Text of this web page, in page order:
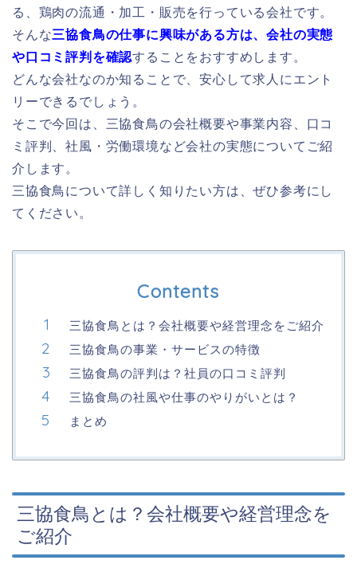
る、鶏肉の流通・加工・販売を行っている会社です。
そんな三協食鳥の仕事に興味がある方は、会社の実態
や口コミ評判を確認することをおすすめします。
どんな会社なのか知ることで、安心して求人にエント
リーできるでしょう。
そこで今回は、三協食鳥の会社概要や事業内容、口コ
ミ評判、社風・労働環境など会社の実態についてご紹
介します。
三協食鳥について詳しく知りたい方は、ぜひ参考にし
てください。
Contents
三協食鳥とは？会社概要や経営理念をご紹介
三協食鳥の事業・サービスの特徴
三協食鳥の評判は？社員の口コミ評判
三協食鳥の社風や仕事のやりがいとは？
まとめ
三協食鳥とは？会社概要や経営理念を
ご紹介